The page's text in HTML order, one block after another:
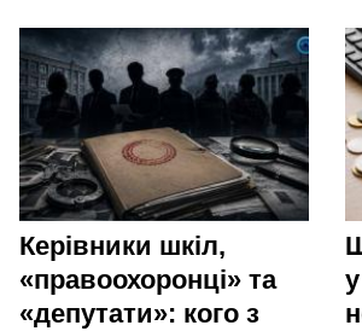
Керівники шкіл,
«правоохоронці» та
«депутати»: кого з